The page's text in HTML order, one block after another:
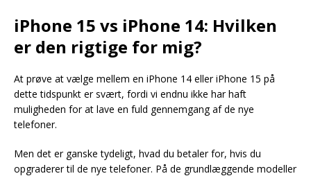
iPhone 15 vs iPhone 14: Hvilken
er den rigtige for mig?
At prøve at vælge mellem en iPhone 14 eller iPhone 15 på
dette tidspunkt er svært, fordi vi endnu ikke har haft
muligheden for at lave en fuld gennemgang af de nye
telefoner.
Men det er ganske tydeligt, hvad du betaler for, hvis du
opgraderer til de nye telefoner. På de grundlæggende modeller